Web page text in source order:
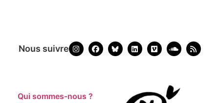
Nous suivre
Qui sommes-nous ?